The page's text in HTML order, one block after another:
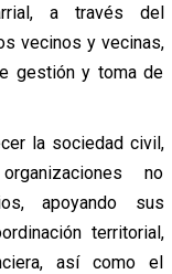
a través del
vecinos y vecinas,
gestión y toma de
la sociedad civil,
no
apoyando sus
territorial,
así como el